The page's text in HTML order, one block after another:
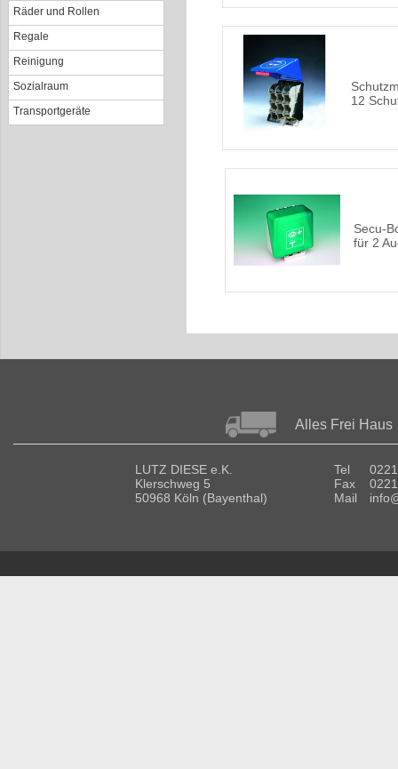
Räder und Rollen
Regale
Reinigung
Sozialraum
Transportgeräte
12
Secu-
für 2
Alles Frei Haus
LUTZ DIESE e.K.
Klerschweg 5
50968 Köln (Bayenthal)
Tel
Fax
Mail